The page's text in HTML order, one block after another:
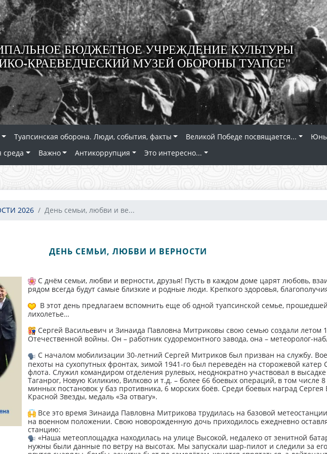
БЮДЖЕТНОЕ УЧРЕЖДЕНИЕ КУЛЬТУРЫ
КРАЕВЕДЧЕСКИЙ МУЗЕЙ ОБОРОНЫ ТУАПСЕ"
Туапсинская оборона. Люди, события, факты Великой Победе посвящается...
среда Важно Антикоррупция Это интересно...
2026 День семьи, любви и ве...
ДЕНЬ СЕМЬИ, ЛЮБВИ И ВЕРНОСТИ
С днём семьи, любви и верности, друзья! Пусть в каждом доме царят любовь,
рядом всегда будут самые близкие и родные люди. Крепкого здоровья,
В этот день предлагаем вспомнить еще об одной туапсинской семье,
лихолетье…
Сергей Васильевич и Зинаида Павловна Митриковы свою семью создали летом
Отечественной войны. Он – работник судоремонтного завода, она – метеоролог-
С началом мобилизации 30-летний Сергей Митриков был призван на службу.
пехоты на сухопутных фронтах, зимой 1941-го был переведён на сторожевой катер
флота. Служил командиром отделения рулевых, неоднократно участвовал в
Таганрог, Новую Киликию, Вилково и т.д. – более 66 боевых операций, в том числе
минных постановок у баз противника, 6 морских боёв. Среди боевых наград
Красной Звезды, медаль «За отвагу».
Все это время Зинаида Павловна Митрикова трудилась на базовой
на военном положении. Свою новорожденную дочь приходилось ежедневно
станцию:
«Наша метеоплощадка находилась на улице Высокой, недалеко от зенитной
нужны были данные по ветру на высотах. Мы запускали шар-пилот и следили за